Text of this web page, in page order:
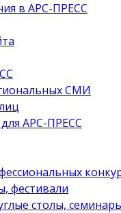
в АРС-ПРЕСС
СМИ
АРС-ПРЕСС
фестивали
столы,